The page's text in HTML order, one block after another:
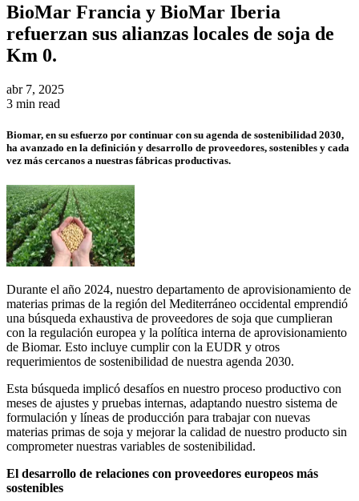
BioMar Francia y BioMar Iberia
refuerzan sus alianzas locales de soja de
Km 0.
abr 7, 2025
3 min read
Biomar, en su esfuerzo por continuar con su agenda de sostenibilidad 2030,
ha avanzado en la definición y desarrollo de proveedores, sostenibles y cada
vez más cercanos a nuestras fábricas productivas.
Durante el año 2024, nuestro departamento de aprovisionamiento de
materias primas de la región del Mediterráneo occidental emprendió
una búsqueda exhaustiva de proveedores de soja que cumplieran
con la regulación europea y la política interna de aprovisionamiento
de Biomar. Esto incluye cumplir con la EUDR y otros
requerimientos de sostenibilidad de nuestra agenda 2030.
Esta búsqueda implicó desafíos en nuestro proceso productivo con
meses de ajustes y pruebas internas, adaptando nuestro sistema de
formulación y líneas de producción para trabajar con nuevas
materias primas de soja y mejorar la calidad de nuestro producto sin
comprometer nuestras variables de sostenibilidad.
El desarrollo de relaciones con proveedores europeos más
sostenibles